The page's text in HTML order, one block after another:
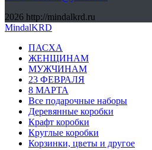
2026 http://mindalkrd.ru
MindalKRD
ПАСХА
ЖЕНЩИНАМ
МУЖЧИНАМ
23 ФЕВРАЛЯ
8 МАРТА
Все подарочные наборы
Деревянные коробки
Крафт коробки
Круглые коробки
Корзинки, цветы и другое